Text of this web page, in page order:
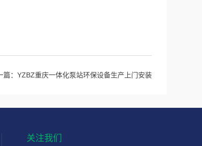
篇： YZBZ重庆一体化泵站环保设备生产上门安装
关注我们